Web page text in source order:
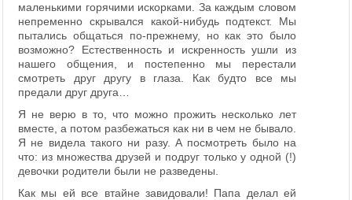
маленькими горячими искорками. За каждым словом
непременно скрывался какой-нибудь подтекст. Мы
пытались общаться по-прежнему, но как это было
возможно? Естественность и искренность ушли из
нашего общения, и постепенно мы перестали
смотреть друг другу в глаза. Как будто все мы
предали друг друга…
Я не верю в то, что можно прожить несколько лет
вместе, а потом разбежаться как ни в чем не бывало.
Я не видела такого ни разу. А посмотреть было на
что: из множества друзей и подруг только у одной (!)
девочки родители были не разведены.
Как мы ей все втайне завидовали! Папа делал ей